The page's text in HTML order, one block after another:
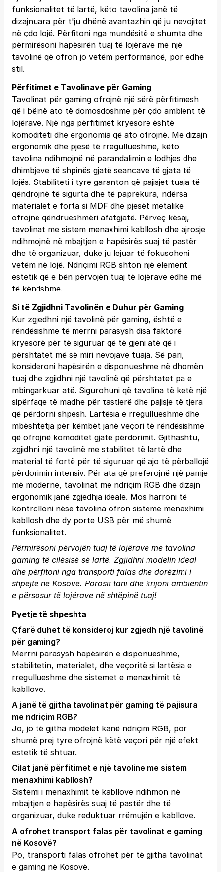
funksionalitet të lartë, këto tavolina janë të
dizajnuara për t'ju dhënë avantazhin që ju nevojitet
në çdo lojë. Përfitoni nga mundësitë e shumta dhe
përmirësoni hapësirën tuaj të lojërave me një
tavolinë që ofron jo vetëm performancë, por edhe
stil.
Përfitimet e Tavolinave për Gaming
Tavolinat për gaming ofrojnë një sërë përfitimesh
që i bëjnë ato të domosdoshme për çdo ambient të
lojërave. Një nga përfitimet kryesore është
komoditeti dhe ergonomia që ato ofrojnë. Me dizajn
ergonomik dhe pjesë të rregullueshme, këto
tavolina ndihmojnë në parandalimin e lodhjes dhe
dhimbjeve të shpinës gjatë seancave të gjata të
lojës. Stabiliteti i tyre garanton që pajisjet tuaja të
qëndrojnë të sigurta dhe të paprekura, ndërsa
materialet e forta si MDF dhe pjesët metalike
ofrojnë qëndrueshmëri afatgjatë. Përveç kësaj,
tavolinat me sistem menaxhimi kabllosh dhe ajrosje
ndihmojnë në mbajtjen e hapësirës suaj të pastër
dhe të organizuar, duke ju lejuar të fokusoheni
vetëm në lojë. Ndriçimi RGB shton një element
estetik që e bën përvojën tuaj të lojërave edhe më
të këndshme.
Si të Zgjidhni Tavolinën e Duhur për Gaming
Kur zgjedhni një tavolinë për gaming, është e
rëndësishme të merrni parasysh disa faktorë
kryesorë për të siguruar që të gjeni atë që i
përshtatet më së miri nevojave tuaja. Së pari,
konsideroni hapësirën e disponueshme në dhomën
tuaj dhe zgjidhni një tavolinë që përshtatet pa e
mbingarkuar atë. Sigurohuni që tavolina të ketë një
sipërfaqe të madhe për tastierë dhe pajisje të tjera
që përdorni shpesh. Lartësia e rregullueshme dhe
mbështetja për këmbët janë veçori të rëndësishme
që ofrojnë komoditet gjatë përdorimit. Gjithashtu,
zgjidhni një tavolinë me stabilitet të lartë dhe
material të fortë për të siguruar që ajo të përballojë
përdorimin intensiv. Për ata që preferojnë një pamje
më moderne, tavolinat me ndriçim RGB dhe dizajn
ergonomik janë zgjedhja ideale. Mos harroni të
kontrolloni nëse tavolina ofron sisteme menaxhimi
kabllosh dhe dy porte USB për më shumë
funksionalitet.
Përmirësoni përvojën tuaj të lojërave me tavolina
gaming të cilësisë së lartë. Zgjidhni modelin ideal
dhe përfitoni nga transporti falas dhe dorëzimi i
shpejtë në Kosovë. Porosit tani dhe krijoni ambientin
e përsosur të lojërave në shtëpinë tuaj!
Pyetje të shpeshta
Çfarë duhet të konsideroj kur zgjedh një tavolinë
për gaming?
Merrni parasysh hapësirën e disponueshme,
stabilitetin, materialet, dhe veçoritë si lartësia e
rregullueshme dhe sistemet e menaxhimit të
kabllove.
A janë të gjitha tavolinat për gaming të pajisura
me ndriçim RGB?
Jo, jo të gjitha modelet kanë ndriçim RGB, por
shumë prej tyre ofrojnë këtë veçori për një efekt
estetik të shtuar.
Cilat janë përfitimet e një tavoline me sistem
menaxhimi kabllosh?
Sistemi i menaxhimit të kabllove ndihmon në
mbajtjen e hapësirës suaj të pastër dhe të
organizuar, duke reduktuar rrëmujën e kabllove.
A ofrohet transport falas për tavolinat e gaming
në Kosovë?
Po, transporti falas ofrohet për të gjitha tavolinat
e gaming në Kosovë.